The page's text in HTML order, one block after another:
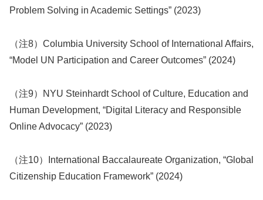
Problem Solving in Academic Settings” (2023)
（注8）Columbia University School of International Affairs,
“Model UN Participation and Career Outcomes” (2024)
（注9）NYU Steinhardt School of Culture, Education and
Human Development, “Digital Literacy and Responsible
Online Advocacy” (2023)
（注10）International Baccalaureate Organization, “Global
Citizenship Education Framework” (2024)